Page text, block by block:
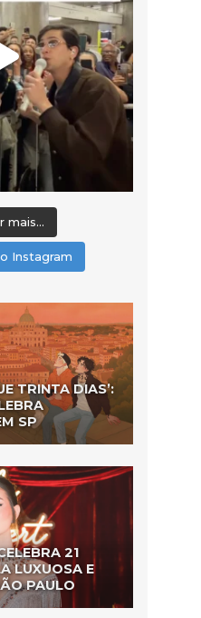
mais...
Instagram
TRINTA DIAS’:
SP
21
LUXUOSA E
PAULO